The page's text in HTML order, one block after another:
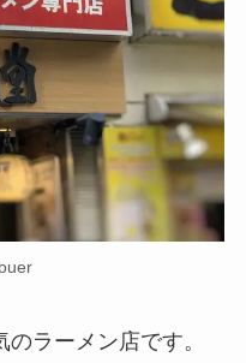
ラーメン店です。